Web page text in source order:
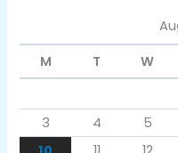
M
T W
3
4 5